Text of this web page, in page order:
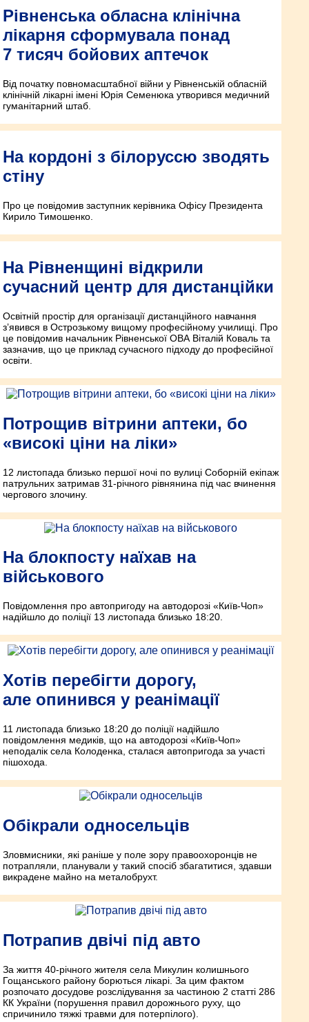
Рівненська обласна клінічна
лікарня сформувала понад
7 тисяч бойових аптечок
Від початку повномасштабної війни у Рівненській обласній
клінічній лікарні імені Юрія Семенюка утворився медичний
гуманітарний штаб.
На кордоні з білоруссю зводять
стіну
Про це повідомив заступник керівника Офісу Президента
Кирило Тимошенко.
На Рівненщині відкрили
сучасний центр для дистанційки
Освітній простір для організації дистанційного навчання
з’явився в Острозькому вищому професійному училищі. Про
це повідомив начальник Рівненської ОВА Віталій Коваль та
зазначив, що це приклад сучасного підходу до професійної
освіти.
Потрощив вітрини аптеки, бо
«високі ціни на ліки»
12 листопада близько першої ночі по вулиці Соборній екіпаж
патрульних затримав 31-річного рівнянина під час вчинення
чергового злочину.
На блокпосту наїхав на
військового
Повідомлення про автопригоду на автодорозі «Київ-Чоп»
надійшло до поліції 13 листопада близько 18:20.
Хотів перебігти дорогу,
але опинився у реанімації
11 листопада близько 18:20 до поліції надійшло
повідомлення медиків, що на автодорозі «Київ-Чоп»
неподалік села Колоденка, сталася автопригода за участі
пішохода.
Обікрали односельців
Зловмисники, які раніше у поле зору правоохоронців не
потрапляли, планували у такий спосіб збагатитися, здавши
викрадене майно на металобрухт.
Потрапив двічі під авто
За життя 40-річного жителя села Микулин колишнього
Гощанського району борються лікарі. За цим фактом
розпочато досудове розслідування за частиною 2 статті 286
КК України (порушення правил дорожнього руху, що
спричинило тяжкі травми для потерпілого).